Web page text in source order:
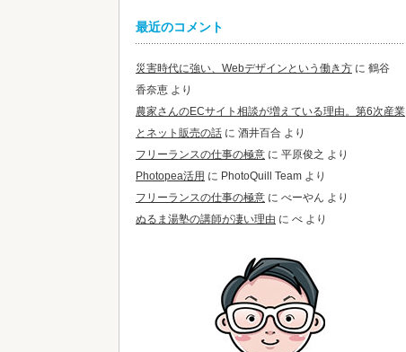
最近のコメント
災害時代に強い、Webデザインという働き方 に 鶴谷
香奈恵 より
農家さんのECサイト相談が増えている理由。第6次産業
とネット販売の話 に 酒井百合 より
フリーランスの仕事の極意 に 平原俊之 より
Photopea活用 に PhotoQuill Team より
フリーランスの仕事の極意 に べーやん より
ぬるま湯塾の講師が凄い理由 に べ より